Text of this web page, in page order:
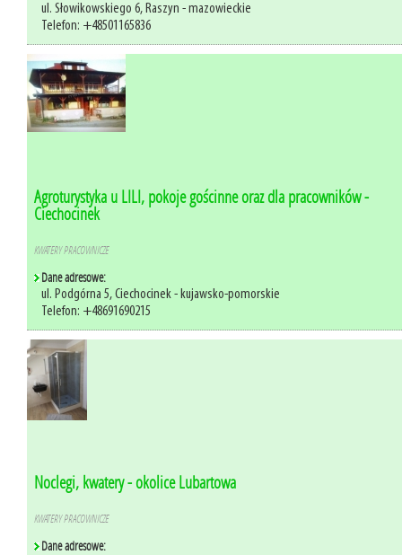
ul. Słowikowskiego 6, Raszyn - mazowieckie
Telefon: +48501165836
Agroturystyka u LILI, pokoje gościnne oraz dla pracowników -
Ciechocinek
KWATERY PRACOWNICZE
Dane adresowe:
ul. Podgórna 5, Ciechocinek - kujawsko-pomorskie
Telefon: +48691690215
Noclegi, kwatery - okolice Lubartowa
KWATERY PRACOWNICZE
Dane adresowe: